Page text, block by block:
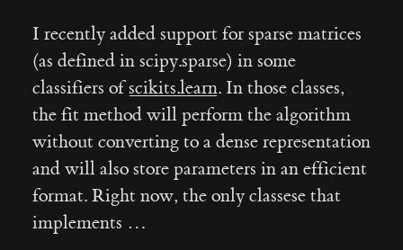
I recently added support for sparse matrices
(as defined in scipy.sparse) in some
classifiers ofscikits.learn. In those classes,
the fit method will perform the algorithm
without converting to a dense representation
and will also store parameters in an efficient
format. Right now, the only classese that
implements …